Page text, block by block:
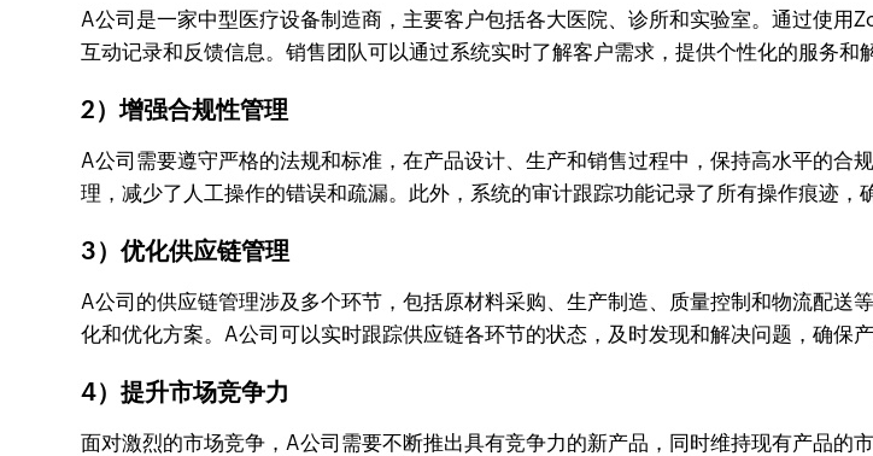
A公司是一家中型医疗设备制造商，主要客户包括各大医院、诊所和实验室。通过使用
互动记录和反馈信息。销售团队可以通过系统实时了解客户需求，提供个性化的服务和
2）增强合规性管理
A公司需要遵守严格的法规和标准，在产品设计、生产和销售过程中，保持高水平的合
理，减少了人工操作的错误和疏漏。此外，系统的审计跟踪功能记录了所有操作痕迹，
3）优化供应链管理
A公司的供应链管理涉及多个环节，包括原材料采购、生产制造、质量控制和物流配
化和优化方案。A公司可以实时跟踪供应链各环节的状态，及时发现和解决问题，确保
4）提升市场竞争力
面对激烈的市场竞争，A公司需要不断推出具有竞争力的新产品，同时维持现有产品